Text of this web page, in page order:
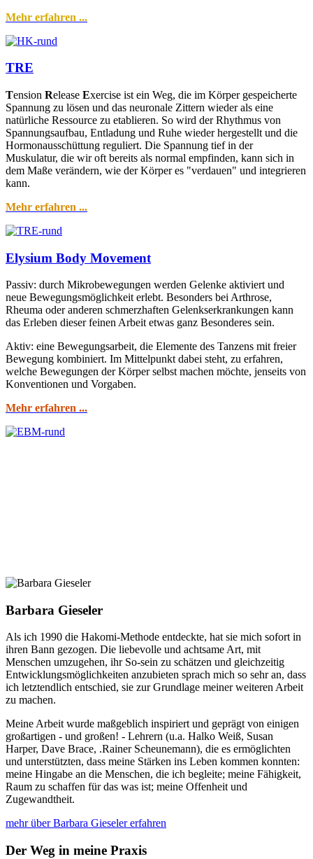
Mehr erfahren ...
TRE
Tension Release Exercise ist ein Weg, die im Körper gespeicherte
Spannung zu lösen und das neuronale Zittern wieder als eine
natürliche Ressource zu etablieren. So wird der Rhythmus von
Spannungsaufbau, Entladung und Ruhe wieder hergestellt und die
Hormonausschüttung reguliert. Die Spannung tief in der
Muskulatur, die wir oft bereits als normal empfinden, kann sich in
dem Maße verändern, wie der Körper es "verdauen" und integrieren
kann.
Mehr erfahren ...
Elysium Body Movement
Passiv: durch Mikrobewegungen werden Gelenke aktiviert und
neue Bewegungsmöglichkeit erlebt. Besonders bei Arthrose,
Rheuma oder anderen schmerzhaften Gelenkserkrankungen kann
das Erleben dieser feinen Arbeit etwas ganz Besonderes sein.
Aktiv: eine Bewegungsarbeit, die Elemente des Tanzens mit freier
Bewegung kombiniert. Im Mittelpunkt dabei steht, zu erfahren,
welche Bewegungen der Körper selbst machen möchte, jenseits von
Konventionen und Vorgaben.
Mehr erfahren ...
Barbara Gieseler
Als ich 1990 die Hakomi-Methode entdeckte, hat sie mich sofort in
ihren Bann gezogen. Die liebevolle und achtsame Art, mit
Menschen umzugehen, ihr So-sein zu schätzen und gleichzeitig
Entwicklungsmöglichkeiten anzubieten sprach mich so sehr an, dass
ich letztendlich entschied, sie zur Grundlage meiner weiteren Arbeit
zu machen.
Meine Arbeit wurde maßgeblich inspiriert und geprägt von einigen
großartigen - und großen! - Lehrern (u.a. Halko Weiß, Susan
Harper, Dave Brace, .Rainer Scheunemann), die es ermöglichten
und unterstützten, dass meine Stärken ins Leben kommen konnten:
meine Hingabe an die Menschen, die ich begleite; meine Fähigkeit,
Raum zu schaffen für das was ist; meine Offenheit und
Zugewandtheit.
mehr über Barbara Gieseler erfahren
Der Weg in meine Praxis